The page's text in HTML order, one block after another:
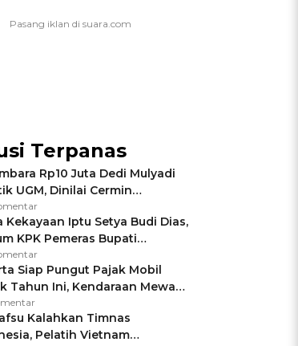
Terpanas
Rp10 Juta Dedi Mulyadi
UGM, Dinilai Cermin
Negara Jamin Keamanan
Kekayaan Iptu Setya Budi Dias,
KPK Pemeras Bupati
Siap Pungut Pajak Mobil
Tahun Ini, Kendaraan Mewah
75% PKB
Kalahkan Timnas
Pelatih Vietnam